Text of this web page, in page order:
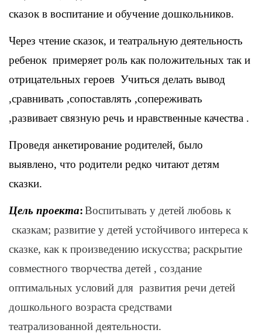
сказок в воспитание и обучение дошкольников.
Через чтение сказок, и театральную деятельность
ребенок примеряет роль как положительных так и
отрицательных героев Учиться делать вывод
,сравнивать ,сопоставлять ,сопереживать
,развивает связную речь и нравственные качества .
Проведя анкетирование родителей, было
выявлено, что родители редко читают детям
сказки.
Цель проекта:Воспитывать у детей любовь к
сказкам; развитие у детей устойчивого интереса к
сказке, как к произведению искусства; раскрытие
совместного творчества детей , создание
оптимальных условий для развития речи детей
дошкольного возраста средствами
театрализованной деятельности.